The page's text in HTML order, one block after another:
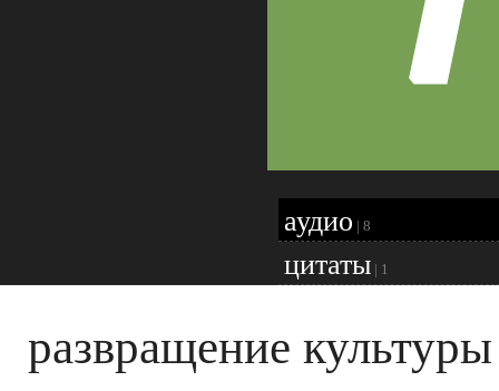
аудио | 8
цитаты | 1
развращение культуры